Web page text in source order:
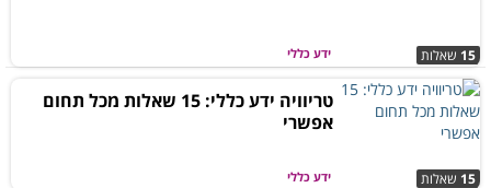
ידע כללי 15 שאלות
ידע כללי 15 שאלות
טריוויה ידע כללי: 15 שאלות מכל תחום
אפשרי